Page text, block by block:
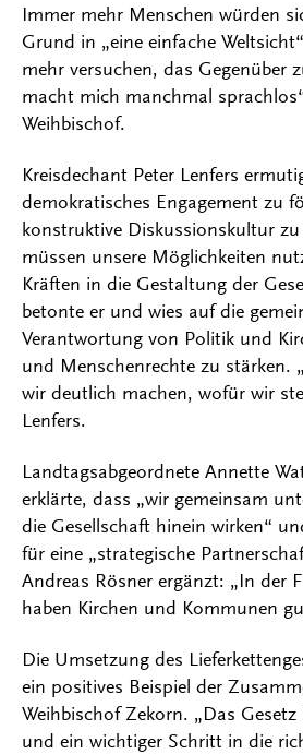
Immer mehr Menschen würden
Grund in „eine einfache
mehr versuchen, das Gegenüber
macht mich manchmal
Weihbischof.
Kreisdechant Peter Lenfers
demokratisches Engagement zu
konstruktive Diskussionskultur
müssen unsere Möglichkeiten
Kräften in die Gestaltung der
betonte er und wies auf die
Verantwortung von Politik und
und Menschenrechte zu stärken.
wir deutlich machen, wofür wir
Lenfers.
Landtagsabgeordnete Annette
erklärte, dass „wir gemeinsam
die Gesellschaft hinein wirken“
für eine „strategische
Andreas Rösner ergänzt: „In der
haben Kirchen und Kommunen
Die Umsetzung des
ein positives Beispiel der
Weihbischof Zekorn. „Das
und ein wichtiger Schritt in die